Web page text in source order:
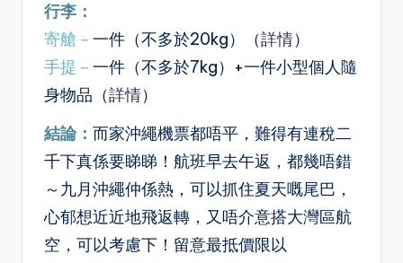
行李：
寄艙－ 一件（不多於20kg）（詳情）
手提－ 一件（不多於7kg）+一件小型個人隨
身物品（詳情）
結論： 而家沖繩機票都唔平，難得有連稅二
千下真係要睇睇！航班早去午返，都幾唔錯
～九月沖繩仲係熱，可以抓住夏天嘅尾巴，
心郁想近近地飛返轉，又唔介意搭大灣區航
空，可以考慮下！留意最抵價限以